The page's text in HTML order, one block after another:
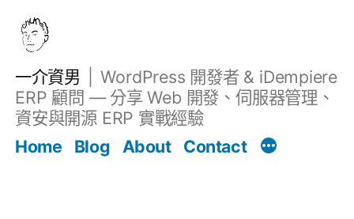
一介資男
WordPress 開發者 & iDempiere
ERP 顧問 — 分享 Web 開發、伺服器管理、
資安與開源 ERP 實戰經驗
Home
Blog About Contact
文章 Filter